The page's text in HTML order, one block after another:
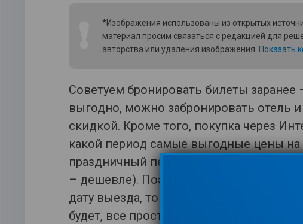
*Изображения использованы из открытых
материал просим связаться с редакцией для
авторства или удаления изображения. Показать
Советуем бронировать билеты заранее
выгодно, можно забронировать отель
скидкой. Кроме того, покупка через
какой период самые выгодные цены на
праздничный период и в выходные
– дешевле). Поэтому если есть
дату выезда, то сделайте это. С
будет, все просто, как и при покупке